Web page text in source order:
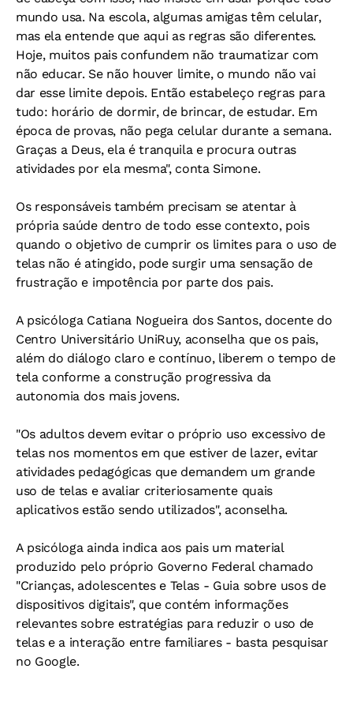
mundo usa. Na escola, algumas amigas têm celular,
mas ela entende que aqui as regras são diferentes.
Hoje, muitos pais confundem não traumatizar com
não educar. Se não houver limite, o mundo não vai
dar esse limite depois. Então estabeleço regras para
tudo: horário de dormir, de brincar, de estudar. Em
época de provas, não pega celular durante a semana.
Graças a Deus, ela é tranquila e procura outras
atividades por ela mesma", conta Simone.
Os responsáveis também precisam se atentar à
própria saúde dentro de todo esse contexto, pois
quando o objetivo de cumprir os limites para o uso de
telas não é atingido, pode surgir uma sensação de
frustração e impotência por parte dos pais.
A psicóloga Catiana Nogueira dos Santos, docente do
Centro Universitário UniRuy, aconselha que os pais,
além do diálogo claro e contínuo, liberem o tempo de
tela conforme a construção progressiva da
autonomia dos mais jovens.
"Os adultos devem evitar o próprio uso excessivo de
telas nos momentos em que estiver de lazer, evitar
atividades pedagógicas que demandem um grande
uso de telas e avaliar criteriosamente quais
aplicativos estão sendo utilizados", aconselha.
A psicóloga ainda indica aos pais um material
produzido pelo próprio Governo Federal chamado
"Crianças, adolescentes e Telas - Guia sobre usos de
dispositivos digitais", que contém informações
relevantes sobre estratégias para reduzir o uso de
telas e a interação entre familiares - basta pesquisar
no Google.